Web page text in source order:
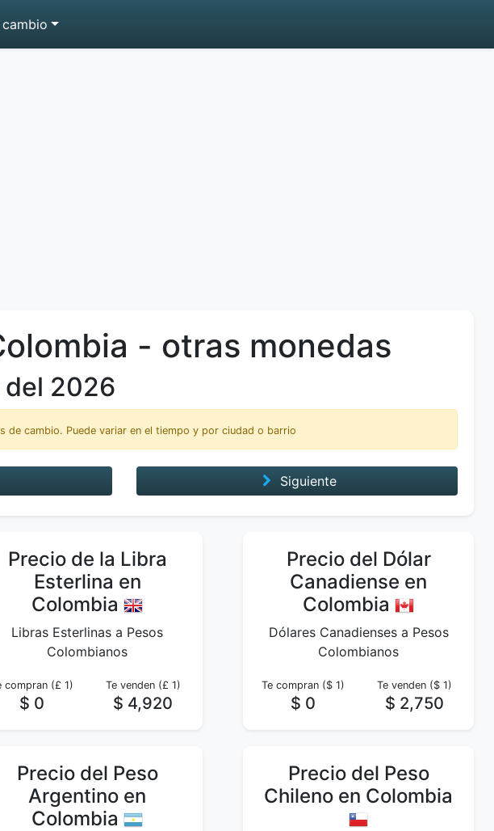
- otras monedas
del 2026
de cambio. Puede variar en el tiempo y por ciudad o barrio
Siguiente
Precio de la Libra
Esterlina en
Colombia
Libras Esterlinas a Pesos
Colombianos
compran (£ 1)
$ 0
Te venden (£ 1)
$ 4,920
Precio del Dólar
Canadiense en
Colombia
Dólares Canadienses a Pesos
Colombianos
Te compran ($ 1)
$ 0
Te venden ($ 1)
$ 2,750
Precio del Peso
Argentino en
Colombia
Precio del Peso
Chileno en Colombia